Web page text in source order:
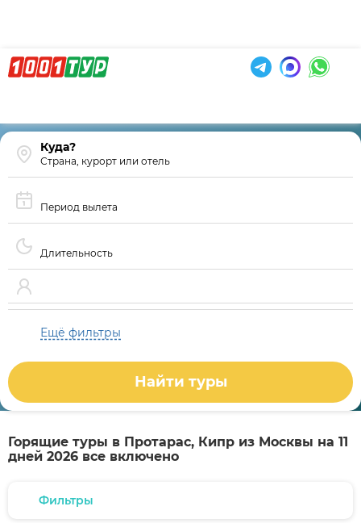
Страна, курорт или отель
Период вылета
Длительность
Ещё фильтры
Найти туры
Горящие туры в Протарас, Кипр из Москвы на 11
дней 2026 все включено
Фильтры